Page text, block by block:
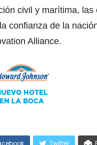
civil y marítima,
confianza de la
Alliance.
Twitter